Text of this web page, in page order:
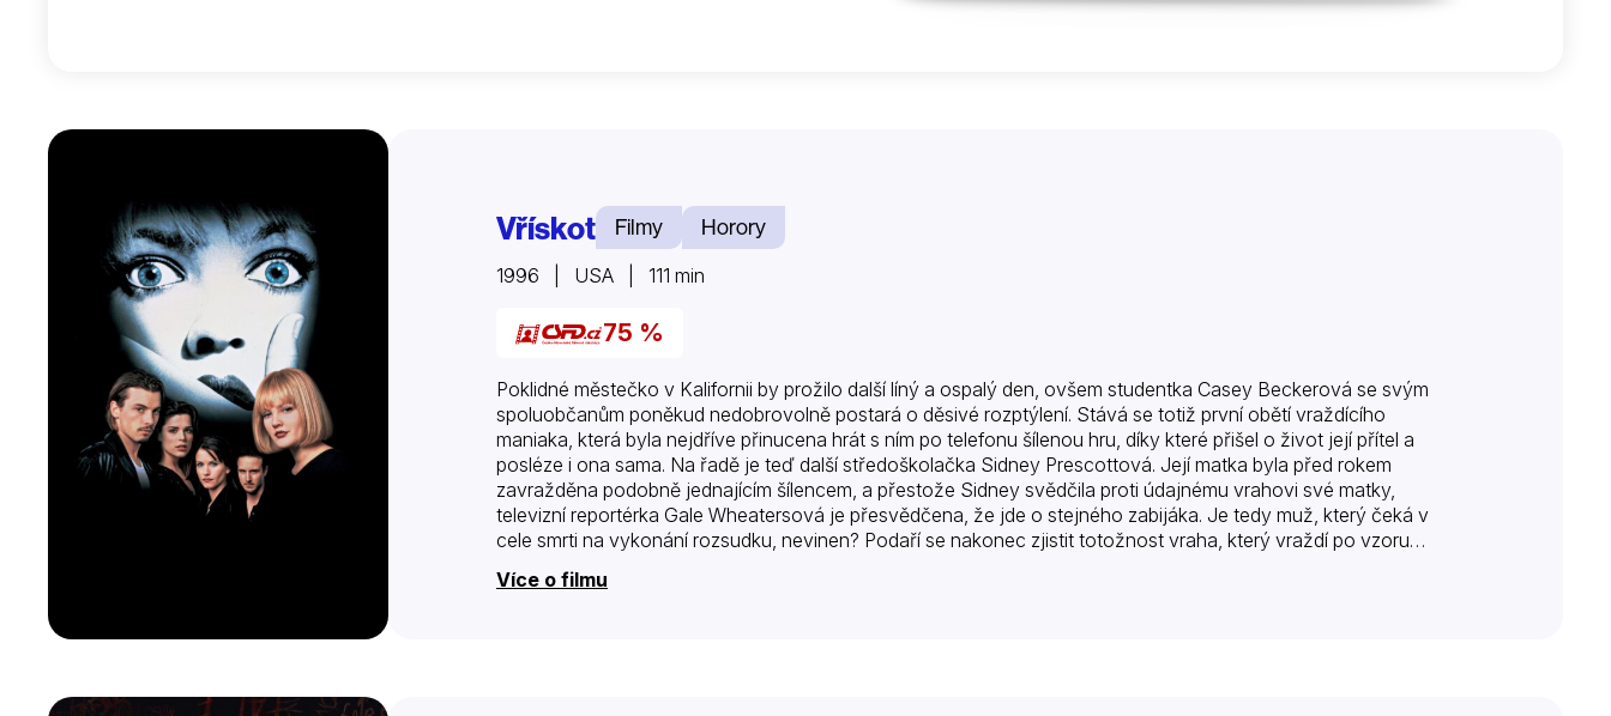
Vřískot Filmy Horory
1996 | USA | 111 min
75 %
Poklidné městečko v Kalifornii by prožilo další líný a ospalý den, ovšem studentka Casey Beckerová se svým
spoluobčanům poněkud nedobrovolně postará o děsivé rozptýlení. Stává se totiž první obětí vraždícího
maniaka, která byla nejdříve přinucena hrát s ním po telefonu šílenou hru, díky které přišel o život její přítel a
posléze i ona sama. Na řadě je teď další středoškolačka Sidney Prescottová. Její matka byla před rokem
zavražděna podobně jednajícím šílencem, a přestože Sidney svědčila proti údajnému vrahovi své matky,
televizní reportérka Gale Wheatersová je přesvědčena, že jde o stejného zabijáka. Je tedy muž, který čeká v
cele smrti na vykonání rozsudku, nevinen? Podaří se nakonec zjistit totožnost vraha, který vraždí po vzoru
scén z oblíbených hororů, dříve, nežli zamorduje…
Více o filmu